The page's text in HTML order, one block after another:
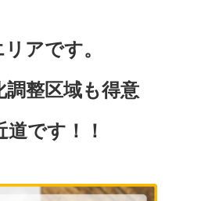
アです。
整区域も得意
です！！